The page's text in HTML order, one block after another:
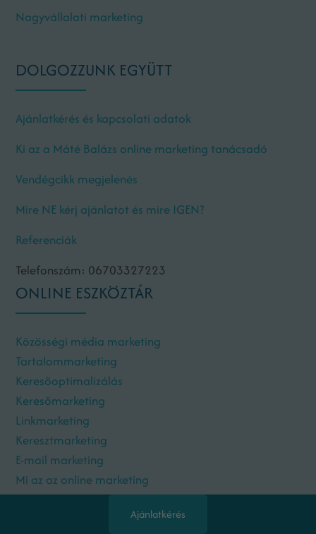
Nagyvállalati marketing
DOLGOZZUNK EGYÜTT
Ajánlatkérés és kapcsolati adatok
Ki az a Máté Balázs online marketing tanácsadó
Vendégcikk megjelenés
Mire NE kérj ajánlatot és mire IGEN?
Referenciák
Telefonszám: 06703327223
ONLINE ESZKÖZTÁR
Közösségi média marketing
Tartalommarketing
Keresőoptimalizálás
Keresőmarketing
Linkmarketing
Keresztmarketing
E-mail marketing
Mi az az online marketing
Ajánlatkérés